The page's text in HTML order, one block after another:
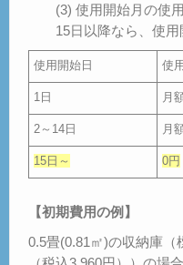
(3) 使用開始月の使
15日以降なら、使
使用開始日 使
1日 月
2～14日 月
15日～ 0円
【初期費用の例】
0.5畳(0.81㎡)の収納庫